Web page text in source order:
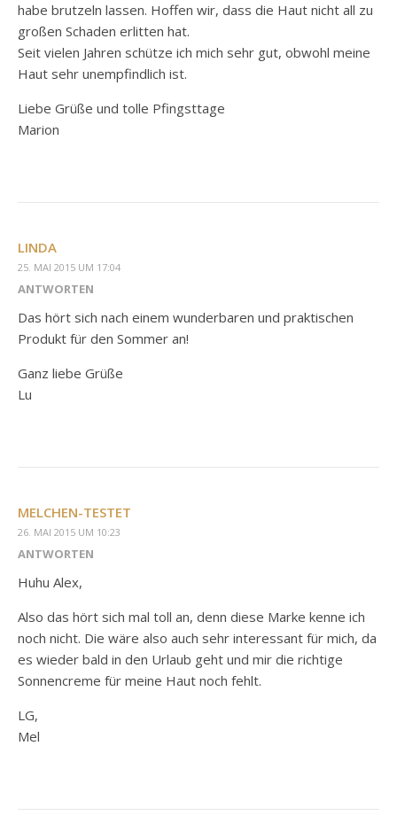
habe brutzeln lassen. Hoffen wir, dass die Haut nicht all zu
großen Schaden erlitten hat.
Seit vielen Jahren schütze ich mich sehr gut, obwohl meine
Haut sehr unempfindlich ist.
Liebe Grüße und tolle Pfingsttage
Marion
LINDA
25. MAI 2015 UM 17:04
ANTWORTEN
Das hört sich nach einem wunderbaren und praktischen
Produkt für den Sommer an!
Ganz liebe Grüße
Lu
MELCHEN-TESTET
26. MAI 2015 UM 10:23
ANTWORTEN
Huhu Alex,
Also das hört sich mal toll an, denn diese Marke kenne ich
noch nicht. Die wäre also auch sehr interessant für mich, da
es wieder bald in den Urlaub geht und mir die richtige
Sonnencreme für meine Haut noch fehlt.
LG,
Mel